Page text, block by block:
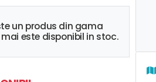
un produs din gama
mai este disponibil in stoc.